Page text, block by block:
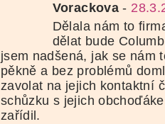
Vorackova -
Dělala nám to
dělat bude
jsem nadšená, jak se nám
pěkně a bez problémů
zavolat na jejich kontaktní
schůzku s jejich
zařídil.